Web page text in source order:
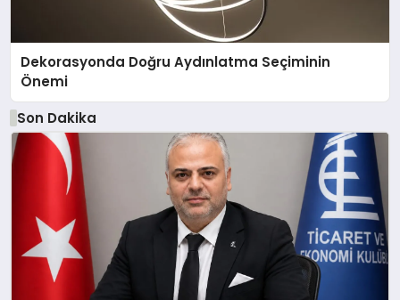
Dekorasyonda Doğru Aydınlatma Seçiminin
Önemi
Son Dakika